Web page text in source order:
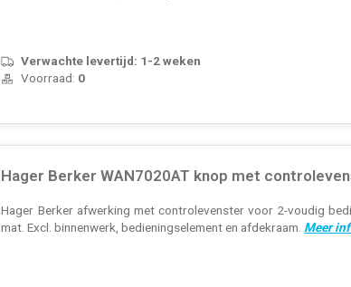
Verwachte levertijd: 1-2 weken
Voorraad: 0
Hager Berker WAN7020AT knop met
Hager Berker afwerking met controlevenster voor 2-voudig
mat. Excl. binnenwerk, bedieningselement en afdekraam. Meer